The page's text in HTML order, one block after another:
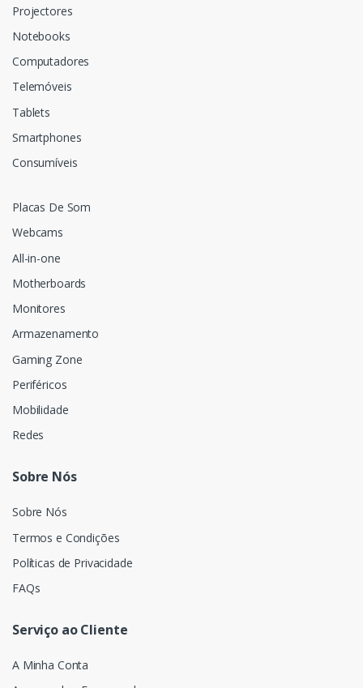
Projectores
Notebooks
Computadores
Telemóveis
Tablets
Smartphones
Consumíveis
Placas De Som
Webcams
All-in-one
Motherboards
Monitores
Armazenamento
Gaming Zone
Periféricos
Mobilidade
Redes
Sobre Nós
Sobre Nós
Termos e Condições
Políticas de Privacidade
FAQs
Serviço ao Cliente
A Minha Conta